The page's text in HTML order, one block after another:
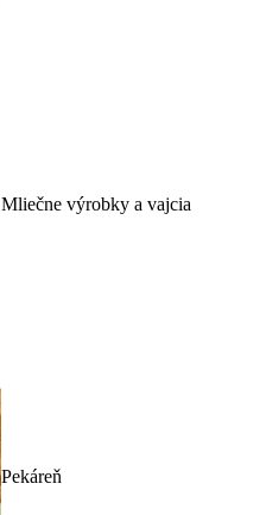
Mliečne výrobky a vajcia
Pekáreň